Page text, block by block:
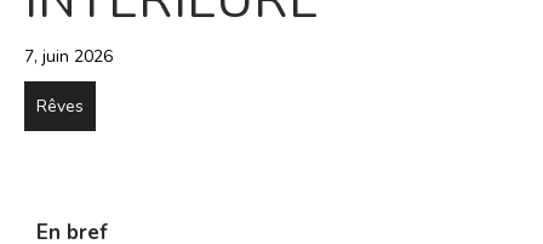
7, juin 2026
Rêves
En bref